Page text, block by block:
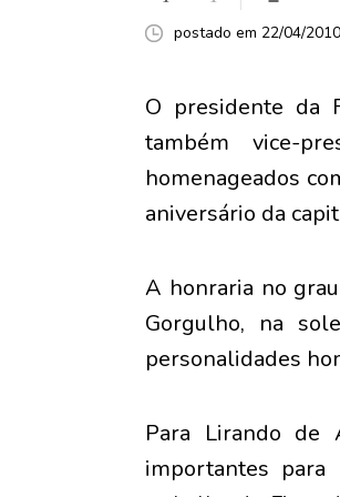
postado em 22/04/
O presidente da
também vice-
homenageados
aniversário da
A honraria no
Gorgulho, na
personalidades
Para Lirando de
importantes